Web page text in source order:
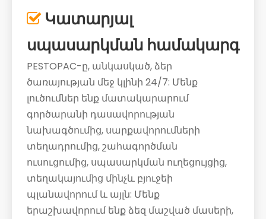
 Կատարյալ
սպասարկման համակարգ
PESTOPAC-ը, անկասկած, ձեր
ծառայության մեջ կլինի 24/7: Մենք
լուծումներ ենք մատակարարում
գործարանի դասավորության
նախագծումից, սարքավորումների
տեղադրումից, շահագործման
ուսուցումից, սպասարկման ուղեցույցից,
տեղակայումից մինչև բյուջեի
պլանավորում և այլն: Մենք
երաշխավորում ենք ձեզ մաշված մասերի,